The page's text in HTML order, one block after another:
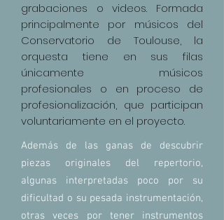
grabaciones o videos. Formada
principalmente por músicos del
Conservatorio de Toulouse, la
orquesta tiene en sus filas
únicamente músicos
profesionales o en proceso de
profesionalización, que participan
voluntariamente en el proyecto.
Además de las ganas de descubrir
piezas originales del repertorio,
algunas interpretadas poco por su
dificultad o su pesada instrumentación,
otras veces por tener instrumentos